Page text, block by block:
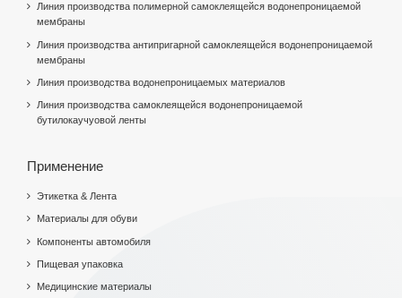
Линия производства полимерной самоклеящейся водонепроницаемой
мембраны
Линия производства антипригарной самоклеящейся водонепроницаемой
мембраны
Линия производства водонепроницаемых материалов
Линия производства самоклеящейся водонепроницаемой
бутилокаучуовой ленты
Применение
Этикетка & Лента
Материалы для обуви
Компоненты автомобиля
Пищевая упаковка
Медицинские материалы